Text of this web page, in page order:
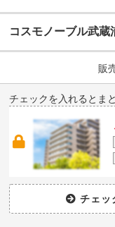
コスモノーブル武
販
チェックを入れるとま